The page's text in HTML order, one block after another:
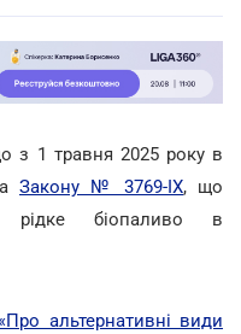
з 1 травня 2025 року в
Закону № 3769-IX, що
рідке біопаливо в
альтернативні види